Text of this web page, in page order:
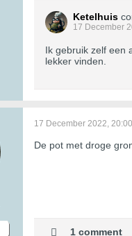
Ketelhuis
17 December
Ik gebruik zelf een
lekker vinden.
17 December 2022, 20:00
De pot met droge
1 comment